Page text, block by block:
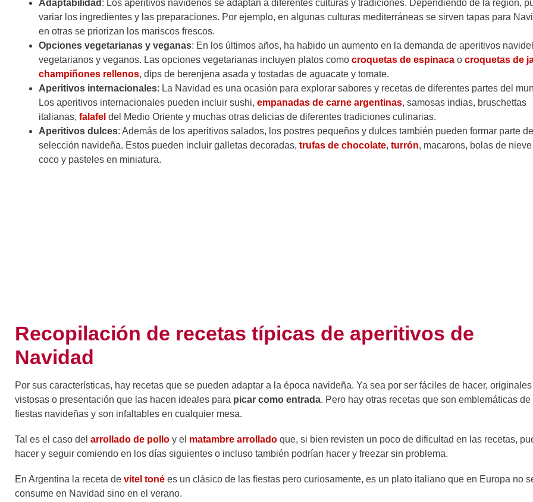
Adaptabilidad : Los aperitivos navideños se adaptan a diferentes culturas y tradiciones. Dependiendo de la región,
variar los ingredientes y las preparaciones. Por ejemplo, en algunas culturas mediterráneas se sirven tapas para
en otras se priorizan los mariscos frescos.
Opciones vegetarianas y veganas: En los últimos años, ha habido un aumento en la demanda de aperitivos
vegetarianos y veganos. Las opciones vegetarianas incluyen platos como croquetas de espinaca o croquetas de
champiñones rellenos, dips de berenjena asada y tostadas de aguacate y tomate.
Aperitivos internacionales: La Navidad es una ocasión para explorar sabores y recetas de diferentes partes del
Los aperitivos internacionales pueden incluir sushi, empanadas de carne argentinas, samosas indias, bruschettas
italianas, falafel del Medio Oriente y muchas otras delicias de diferentes tradiciones culinarias.
Aperitivos dulces: Además de los aperitivos salados, los postres pequeños y dulces también pueden formar parte
selección navideña. Estos pueden incluir galletas decoradas, trufas de chocolate, turrón, macarons, bolas de
coco y pasteles en miniatura.
Recopilación de recetas típicas de aperitivos de
Navidad
Por sus características, hay recetas que se pueden adaptar a la época navideña. Ya sea por ser fáciles de hacer,
vistosas o presentación que las hacen ideales para picar como entrada. Pero hay otras recetas que son emblemáticas de
fiestas navideñas y son infaltables en cualquier mesa.
Tal es el caso del arrollado de pollo y el matambre arrollado que, si bien revisten un poco de dificultad en las recetas,
hacer y seguir comiendo en los días siguientes o incluso también podrían hacer y freezar sin problema.
En Argentina la receta de vitel toné es un clásico de las fiestas pero curiosamente, es un plato italiano que en Europa no
consume en Navidad sino en el verano.